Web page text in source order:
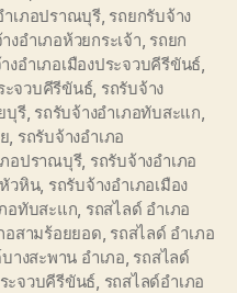
ำเภอปราณบุรี, รถยกรับจ้าง
งอำเภอห้วยกระเจ้า รถยก
งอำเภอเมืองประจวบคีรีขันธ์
ะจวบคีรีขันธ์, รถรับจ้าง
บุรี, รถรับจ้างอำเภอทับสะแก
รถรับจ้างอำเภอ
ภอปราณบุรี, รถรับจ้างอำเภอ
วหิน, รถรับจ้างอำเภอเมือง
อทับสะแก รถสไลด์ อำเภอ
อสามร้อยยอด รถสไลด์ อำเภอ
างสะพาน อำเภอ รถสไลด์
ะจวบคีรีขันธ์ รถสไลด์อำเภอ